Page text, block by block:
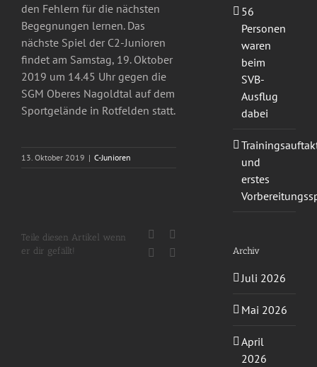
den Fehlern für die nächsten
Begegnungen lernen. Das
nächste Spiel der C2-Junioren
findet am Samstag, 19. Oktober
2019 um 14.45 Uhr gegen die
SGM Oberes Nagoldtal auf dem
Sportgelände in Rotfelden statt.
13. Oktober 2019 | C-Junioren
Teile diesen Artikel wenn
er dir gefällt!
Facebook
WhatsApp
56
Personen
waren
beim
SVB-
Ausflug
dabei
und
erstes
Archiv
Juli 2026
Mai 2026
April
2026